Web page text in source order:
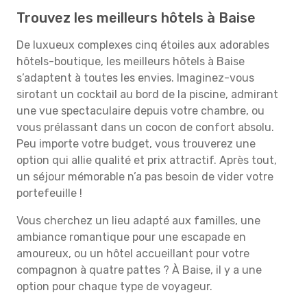
Trouvez les meilleurs hôtels à Baise
De luxueux complexes cinq étoiles aux adorables
hôtels-boutique, les meilleurs hôtels à Baise
s’adaptent à toutes les envies. Imaginez-vous
sirotant un cocktail au bord de la piscine, admirant
une vue spectaculaire depuis votre chambre, ou
vous prélassant dans un cocon de confort absolu.
Peu importe votre budget, vous trouverez une
option qui allie qualité et prix attractif. Après tout,
un séjour mémorable n’a pas besoin de vider votre
portefeuille !
Vous cherchez un lieu adapté aux familles, une
ambiance romantique pour une escapade en
amoureux, ou un hôtel accueillant pour votre
compagnon à quatre pattes ? À Baise, il y a une
option pour chaque type de voyageur.